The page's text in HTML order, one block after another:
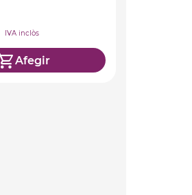
IVA inclòs
Afegir